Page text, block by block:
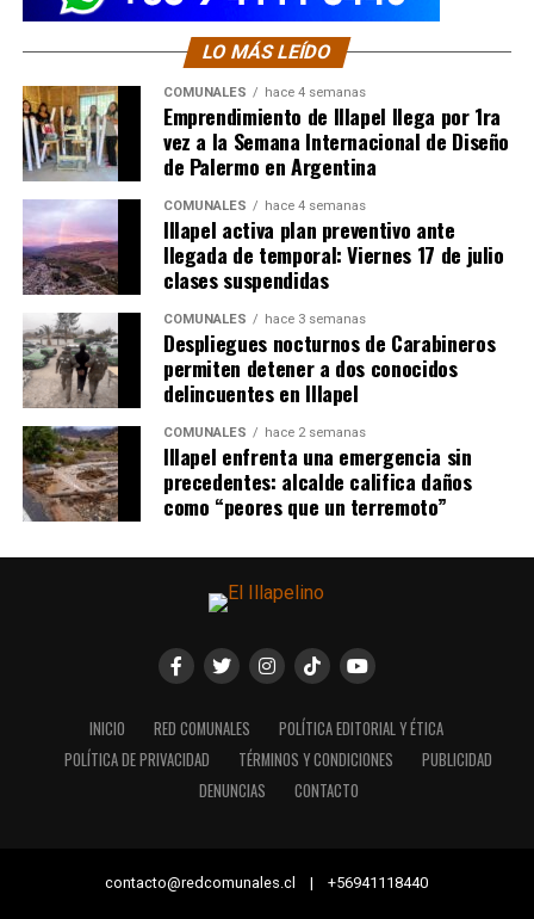
LO MÁS LEÍDO
COMUNALES hace 4 semanas
Emprendimiento de Illapel llega por 1ra
vez a la Semana Internacional de Diseño
de Palermo en Argentina
COMUNALES hace 4 semanas
Illapel activa plan preventivo ante
llegada de temporal: Viernes 17 de julio
clases suspendidas
COMUNALES hace 3 semanas
Despliegues nocturnos de Carabineros
permiten detener a dos conocidos
delincuentes en Illapel
COMUNALES hace 2 semanas
Illapel enfrenta una emergencia sin
precedentes: alcalde califica daños
como “peores que un terremoto”
INICIO RED COMUNALES
POLÍTICA EDITORIAL Y ÉTICA
POLÍTICA DE PRIVACIDAD
TÉRMINOS Y CONDICIONES
PUBLICIDAD
DENUNCIAS
CONTACTO
contacto@redcomunales.cl | +56941118440